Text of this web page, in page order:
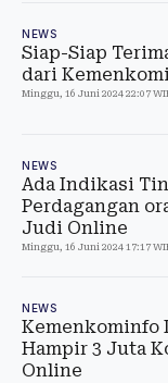
NEWS
Siap-Siap
dari
Minggu, 16 Juni 2024 22:07
NEWS
Ada Indikasi
Perdagangan
Judi Online
Minggu, 16 Juni 2024 17:17
NEWS
Kemenkominfo
Hampir 3 Juta
Online